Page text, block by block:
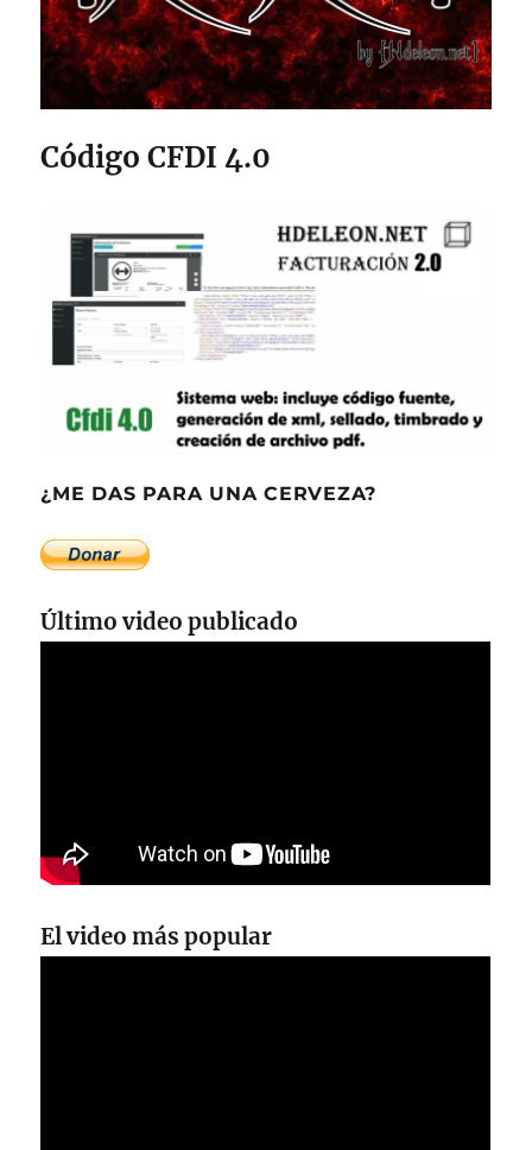
Código CFDI 4.0
¿ME DAS PARA UNA CERVEZA?
Último video publicado
El video más popular